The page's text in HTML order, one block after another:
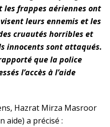
frappes aériennes ont
leurs ennemis et les
cruautés horribles et
innocents sont attaqués.
que la police
l’accès à l’aide
Hazrat Mirza Masroor
aide) a précisé :